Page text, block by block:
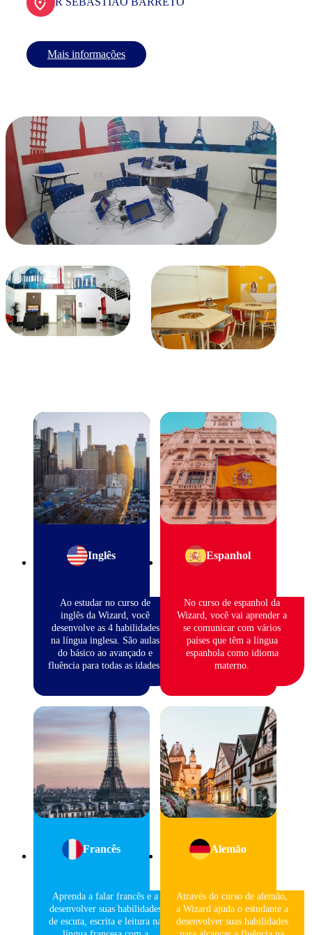
Mais informações
Inglês
Ao estudar no curso de
inglês da Wizard, você
desenvolve as 4 habilidades
na língua inglesa. São aulas
do básico ao avançado e
fluência para todas as idades.
Espanhol
No curso de espanhol da
Wizard, você vai aprender a
se comunicar com vários
países que têm a língua
espanhola como idioma
materno.
Francês
Aprenda a falar francês e a
desenvolver suas habilidades
de escuta, escrita e leitura na
Alemão
Através do curso de alemão,
a Wizard ajuda o estudante a
desenvolver suas habilidades